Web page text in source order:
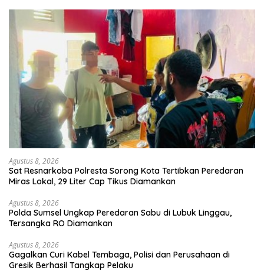
Agustus 8, 2026
Sat Resnarkoba Polresta Sorong Kota Tertibkan Peredaran
Miras Lokal, 29 Liter Cap Tikus Diamankan
Agustus 8, 2026
Polda Sumsel Ungkap Peredaran Sabu di Lubuk Linggau,
Tersangka RO Diamankan
Agustus 8, 2026
Gagalkan Curi Kabel Tembaga, Polisi dan Perusahaan di
Gresik Berhasil Tangkap Pelaku